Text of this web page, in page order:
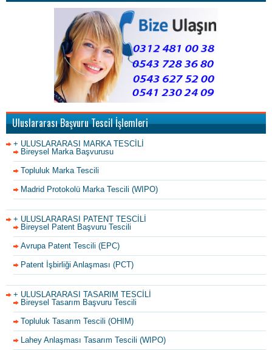
Uluslararası Başvuru Tescil İşlemleri
+ ULUSLARARASI MARKA TESCİLİ
Bireysel Marka Başvurusu
Topluluk Marka Tescili
Madrid Protokolü Marka Tescili (WIPO)
+ ULUSLARARASI PATENT TESCİLİ
Bireysel Patent Başvuru Tescili
Avrupa Patent Tescili (EPC)
Patent İşbirliği Anlaşması (PCT)
+ ULUSLARARASI TASARIM TESCİLİ
Bireysel Tasarım Başvuru Tescili
Topluluk Tasarım Tescili (OHIM)
Lahey Anlaşması Tasarım Tescili (WIPO)